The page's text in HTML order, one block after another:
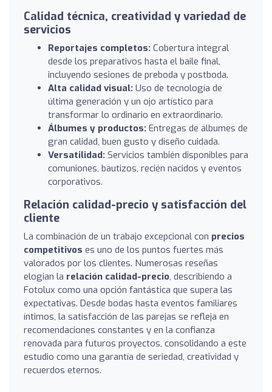
Calidad técnica, creatividad y variedad de
servicios
Reportajes completos: Cobertura integral
desde los preparativos hasta el baile final,
incluyendo sesiones de preboda y postboda.
Alta calidad visual: Uso de tecnología de
última generación y un ojo artístico para
transformar lo ordinario en extraordinario.
Álbumes y productos: Entregas de álbumes de
gran calidad, buen gusto y diseño cuidada.
Versatilidad: Servicios también disponibles para
comuniones, bautizos, recién nacidos y eventos
corporativos.
Relación calidad-precio y satisfacción del
cliente
La combinación de un trabajo excepcional con precios
competitivos es uno de los puntos fuertes más
valorados por los clientes. Numerosas reseñas
elogian la relación calidad-precio, describiendo a
Fotolux como una opción fantástica que supera las
expectativas. Desde bodas hasta eventos familiares
íntimos, la satisfacción de las parejas se refleja en
recomendaciones constantes y en la confianza
renovada para futuros proyectos, consolidando a este
estudio como una garantía de seriedad, creatividad y
recuerdos eternos.